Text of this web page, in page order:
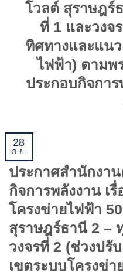
โวลต์ สุราษฎร์
ที่ 1 และวงจ
ทิศทางและแน
ไฟฟ้า) ตามพ
ประกอบกิจกา
28
ก.ย.
ประกาศสำนักงา
กิจการพลังงาน เ
โครงข่ายไฟฟ้า
สุราษฎร์ธานี 2 –
วงจรที่ 2 (ช่วงปรั
เขตระบบโครงข่